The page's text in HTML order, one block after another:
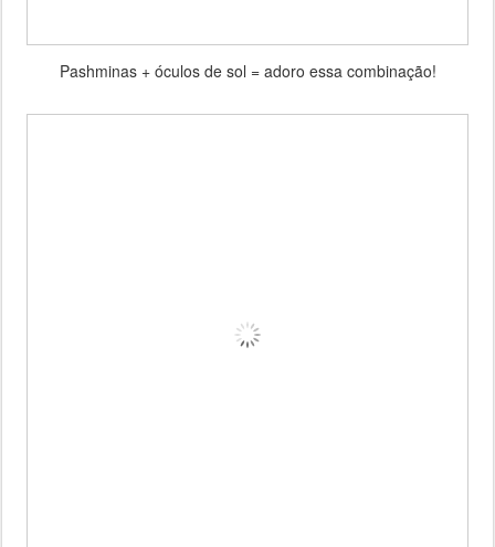
Pashminas + óculos de sol = adoro essa combinação!